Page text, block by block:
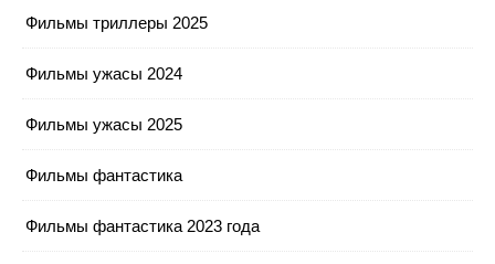
Фильмы триллеры 2025
Фильмы ужасы 2024
Фильмы ужасы 2025
Фильмы фантастика
Фильмы фантастика 2023 года